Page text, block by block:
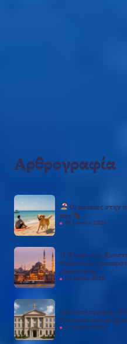
Αρθρογραφία
Οι κανόνες στην
μας
10 Ιουνίου 2025
Η Άλωση της
Βυζαντινής
Δυναστείας
29 Μαΐου 2025
Σαϊεντολογισμός:
θρησκευτικού
27 Μαΐου 2025